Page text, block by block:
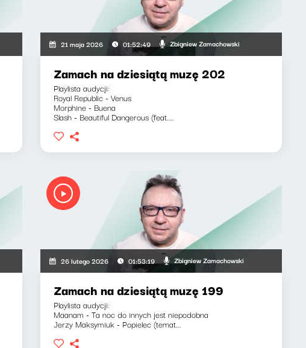
21 maja 2026 01:52:49 Zbigniew Zamachowski
Zamach na dziesiątą muzę 202
Playlista audycji:
Royal Republic - Venus
Morphine - Buena
Slash - Beautiful Dangerous (feat....
26 lutego 2026 01:53:19 Zbigniew Zamachowski
Zamach na dziesiątą muzę 199
Playlista audycji:
Maanam - Ta noc do innych jest niepodobna
Jerzy Maksymiuk - Popielec (temat...